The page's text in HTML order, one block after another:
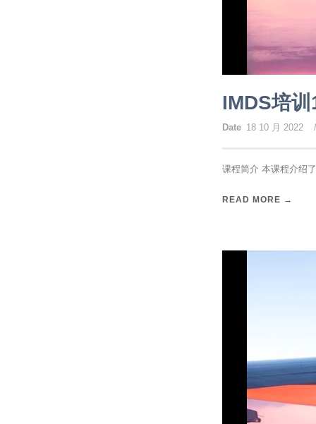
IMDS培
Date 18 10 月 2022 /
课程简介 本课程介绍
READ MORE →